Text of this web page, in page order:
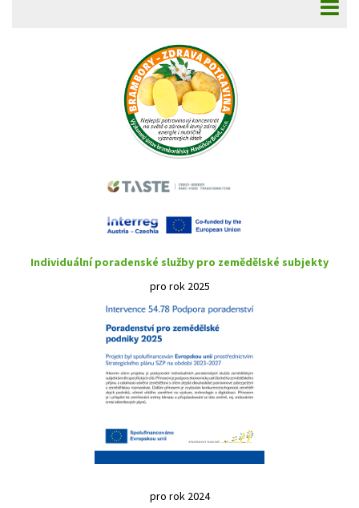
Individuální poradenské služby pro zemědělské subjekty
pro rok 2025
pro rok 2024